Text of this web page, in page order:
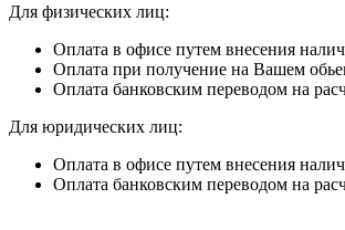
Для физических лиц:
Оплата в офисе путем внесения
Оплата при получение на Вашем
Оплата банковским переводом на
Для юридических лиц:
Оплата в офисе путем внесения
Оплата банковским переводом на